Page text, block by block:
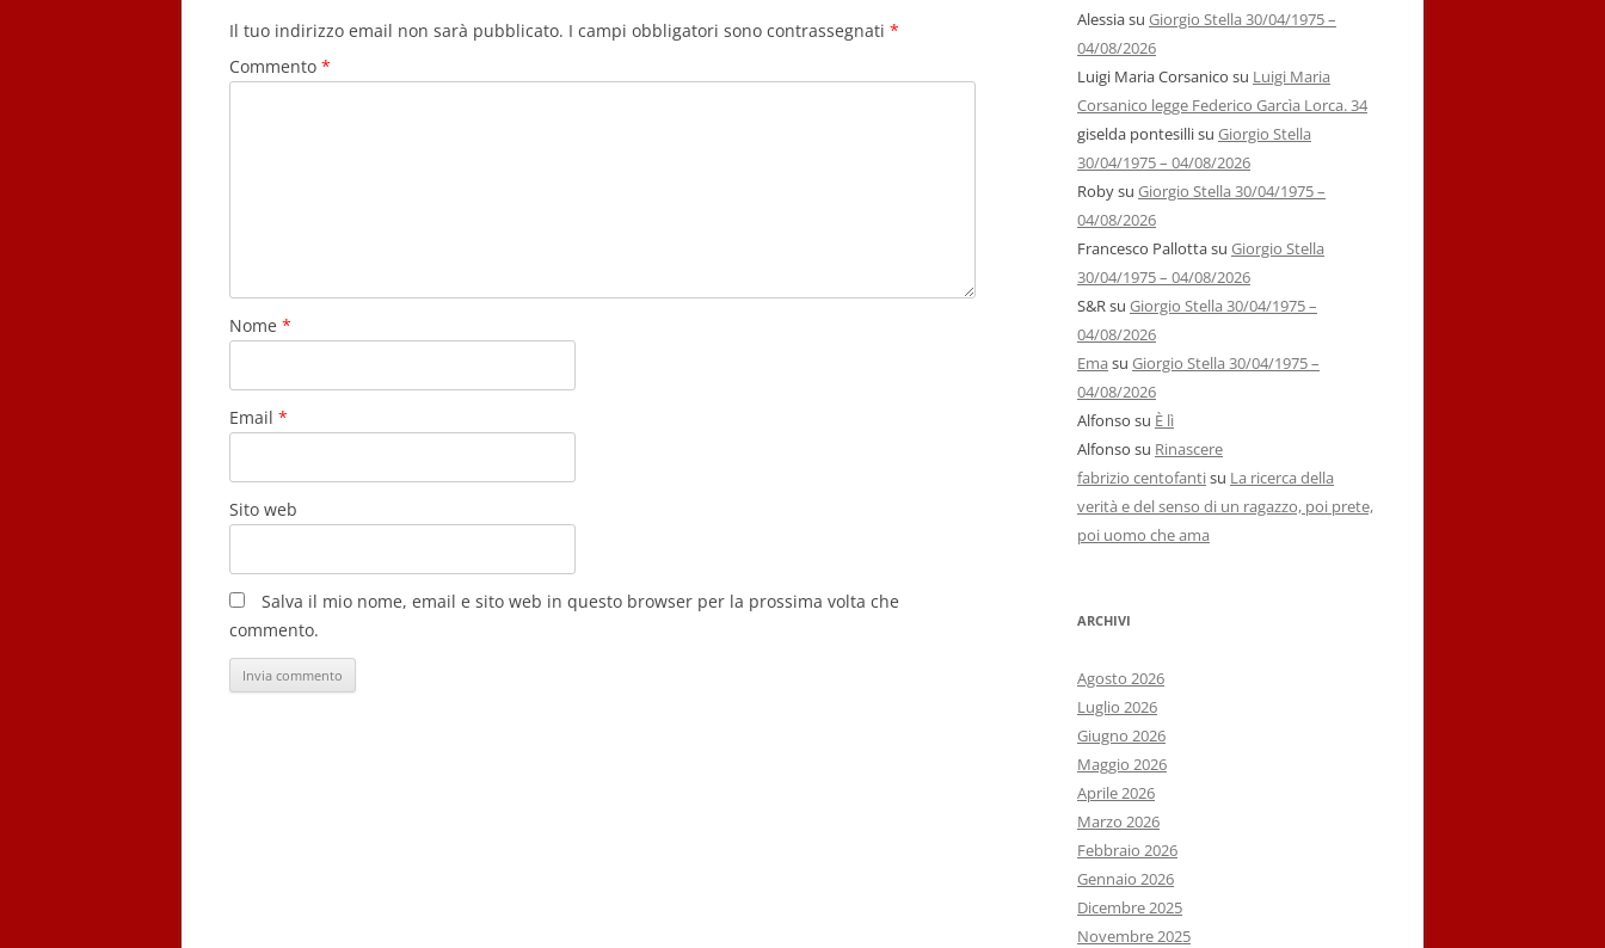
Il tuo indirizzo email non sarà pubblicato. I campi obbligatori sono contrassegnati *
Commento *
Nome *
Email *
Sito web
Salva il mio nome, email e sito web in questo browser per la prossima volta che
commento.
Alessiasu Giorgio Stella 30/04/1975 –
04/08/2026
Luigi Maria Corsanico su Luigi Maria
Corsanico legge Federico Garcìa Lorca. 34
giselda pontesillisu Giorgio Stella
30/04/1975 – 04/08/2026
Robysu Giorgio Stella 30/04/1975 –
04/08/2026
Francesco Pallottasu Giorgio Stella
30/04/1975 – 04/08/2026
S&Rsu Giorgio Stella 30/04/1975 –
04/08/2026
Ema su Giorgio Stella 30/04/1975 –
04/08/2026
Alfonso su È lì
Alfonso su Rinascere
fabrizio centofantisu La ricerca della
verità e del senso di un ragazzo, poi prete,
poi uomo che ama
ARCHIVI
Agosto 2026
Luglio 2026
Giugno 2026
Maggio 2026
Aprile 2026
Marzo 2026
Febbraio 2026
Gennaio 2026
Dicembre 2025
Novembre 2025